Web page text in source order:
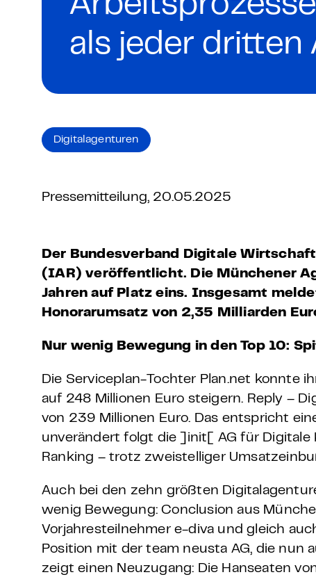
Weitere
Product Design
Product Management
als jeder dritten
Digitalagenturen
Pressemitteilung, 20.05.2025
Der Bundesverband Digitale
(IAR) veröffentlicht. Die Münchener
Jahren auf Platz eins. Insgesamt
Honorarumsatz von 2,35 Milliarden
Nur wenig Bewegung in den Top 10:
Die Serviceplan-Tochter Plan.net konnte
auf 248 Millionen Euro steigern. Reply –
von 239 Millionen Euro. Das entspricht
unverändert folgt die ]init[ AG für Digitale
Ranking – trotz zweistelliger
Auch bei den zehn größten
wenig Bewegung: Conclusion aus
Vorjahresteilnehmer e-diva und gleich
Position mit der team neusta AG, die
zeigt einen Neuzugang: Die Hanseaten